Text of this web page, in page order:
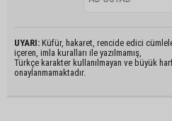
UYARI: Küfür, hakaret, rencide edici
içeren, imla kuralları ile yazılmamış,
Türkçe karakter kullanılmayan ve büyük
onaylanmamaktadır.